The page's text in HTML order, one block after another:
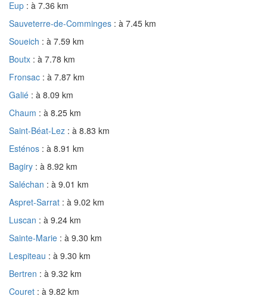
Eup : à 7.36 km
Sauveterre-de-Comminges : à 7.45 km
Soueich : à 7.59 km
Boutx : à 7.78 km
Fronsac : à 7.87 km
Galié : à 8.09 km
Chaum : à 8.25 km
Saint-Béat-Lez : à 8.83 km
Esténos : à 8.91 km
Bagiry : à 8.92 km
Saléchan : à 9.01 km
Aspret-Sarrat : à 9.02 km
Luscan : à 9.24 km
Sainte-Marie : à 9.30 km
Lespiteau : à 9.30 km
Bertren : à 9.32 km
Couret : à 9.82 km